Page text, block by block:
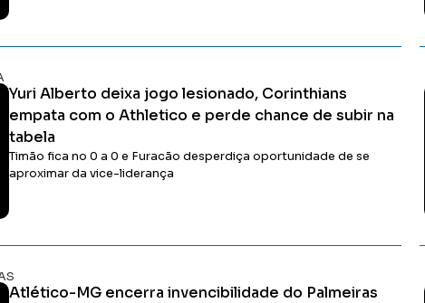
Yuri Alberto deixa jogo lesionado, Corinthians
empata com o Athletico e perde chance de subir na
tabela
Timão fica no 0 a 0 e Furacão desperdiça oportunidade de se
aproximar da vice-liderança
Atlético-MG encerra invencibilidade do Palmeiras